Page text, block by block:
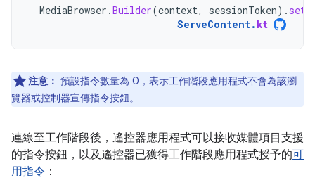
MediaBrowser .Builder(context, sessionToken).
ServeContent. kt
注意： 預設指令數量為 0，表示工作階段應用程式不會為該瀏
覽器或控制器宣傳指令按鈕。
連線至工作階段後，遙控器應用程式可以接收媒體項目支援
的指令按鈕，以及遙控器已獲得工作階段應用程式授予的可
用指令 ：